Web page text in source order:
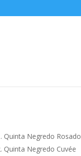
Quinta Negredo Rosado
Quinta Negredo Cuvée